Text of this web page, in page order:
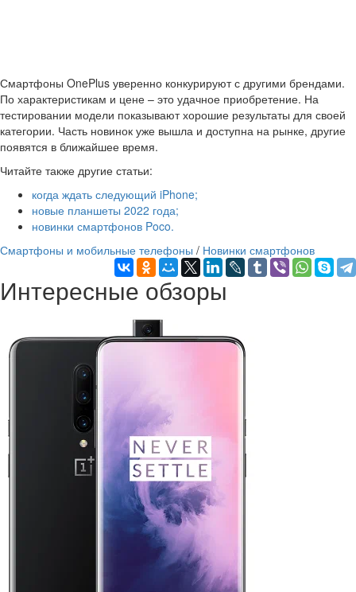
Смартфоны OnePlus уверенно конкурируют с другими брендами.
По характеристикам и цене – это удачное приобретение. На
тестировании модели показывают хорошие результаты для своей
категории. Часть новинок уже вышла и доступна на рынке, другие
появятся в ближайшее время.
Читайте также другие статьи:
когда ждать следующий iPhone;
новые планшеты 2022 года;
новинки смартфонов Poco.
Смартфоны и мобильные телефоны / Новинки смартфонов
Интересные обзоры